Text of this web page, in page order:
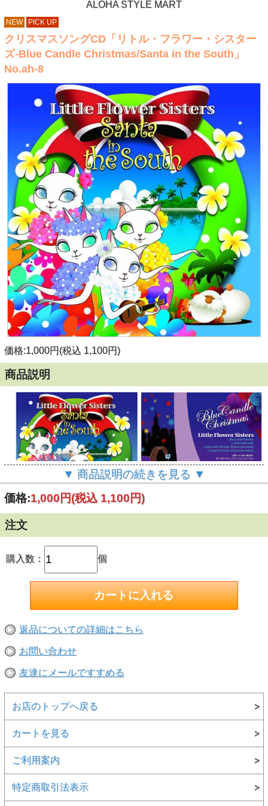
ALOHA STYLE MART
NEW PICK UP
クリスマスソングCD「リトル・フラワー・シスター
ズ-Blue Candle Christmas/Santa in the South」
No.ah-8
価格:1,000円(税込 1,100円)
商品説明
試聴はこちら↓
Santa in the South
Blue Candle Christmas
特別送料\/\216(税込み）ポスト投函。
▼ 商品説明の続きを見る ▼
価格:1,000円(税込 1,100円)
注文
購入数： 個
返品についての詳細はこちら
お問い合わせ
友達にメールですすめる
お店のトップへ戻る
カートを見る
ご利用案内
特定商取引法表示